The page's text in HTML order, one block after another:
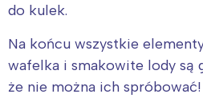
do kulek.
Na końcu wszystkie
wafelka i smakowite lody są
że nie można ich spróbować!